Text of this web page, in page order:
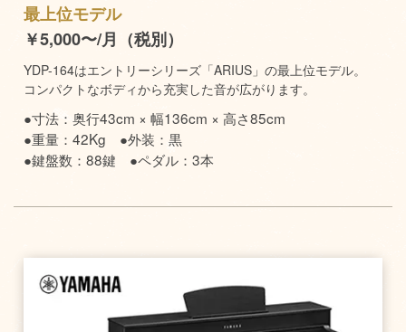
最上位モデル
￥5,000〜/月（税別）
YDP-164はエントリーシリーズ「ARIUS」の最上位モデル。
コンパクトなボディから充実した音が広がります。
●寸法：奥行43cm × 幅136cm × 高さ85cm
●重量：42Kg ●外装：黒
●鍵盤数：88鍵 ●ペダル：3本